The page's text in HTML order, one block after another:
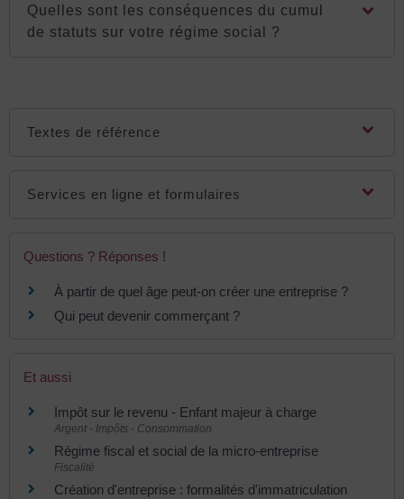
Quelles sont les conséquences du cumul
de statuts sur votre régime social ?
Textes de référence
Services en ligne et formulaires
Questions ? Réponses !
À partir de quel âge peut-on créer une entreprise ?
Qui peut devenir commerçant ?
Et aussi
Impôt sur le revenu - Enfant majeur à charge
Argent - Impôts - Consommation
Régime fiscal et social de la micro-entreprise
Fiscalité
Création d'entreprise : formalités d'immatriculation